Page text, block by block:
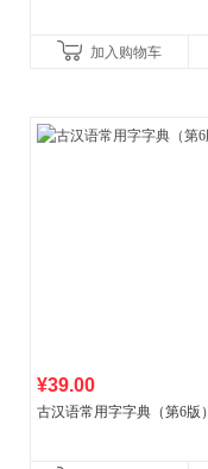
加入购物车
¥39.00
古汉语常用字字典（第6版）